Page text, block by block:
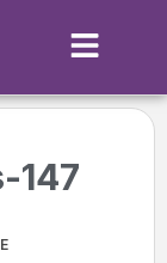
147